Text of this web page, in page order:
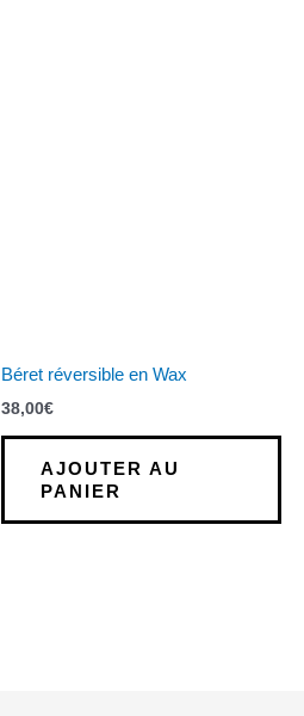
Béret réversible en Wax
38,00€
AJOUTER AU
PANIER